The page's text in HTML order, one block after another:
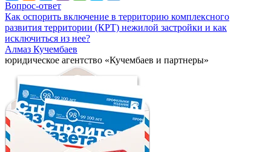
Вопрос-ответ
Как оспорить включение в территорию комплексного
развития территории (КРТ) нежилой застройки и как
исключиться из нее?
Алмаз Кучембаев
юридическое агентство «Кучембаев и партнеры»